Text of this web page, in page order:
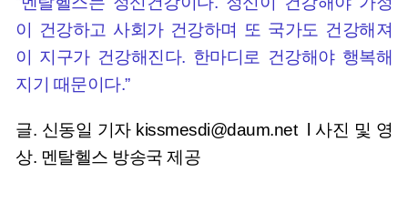
이 건강하고 사회가 건강하며 또 국가도 건강해져
이 지구가 건강해진다. 한마디로 건강해야 행복해
지기 때문이다.”
글. 신동일 기자 kissmesdi@daum.netl 사진 및 영
상. 멘탈헬스 방송국 제공